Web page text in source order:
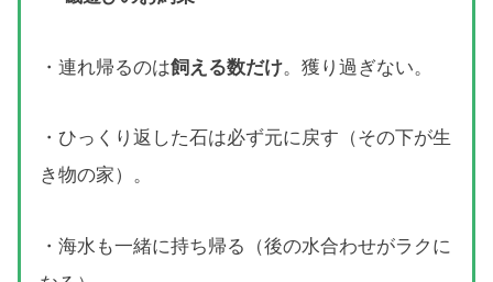
・連れ帰るのは飼える数だけ。獲り過ぎない。
・ひっくり返した石は必ず元に戻す（その下が生
き物の家）。
・海水も一緒に持ち帰る（後の水合わせがラクに